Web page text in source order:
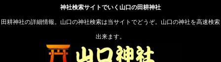
神社検索サイトでいく山口の田耕神社
田耕神社の詳細情報。山口の神社検索は当サイトでどうぞ。山口の神社を高速検索
出来ます。